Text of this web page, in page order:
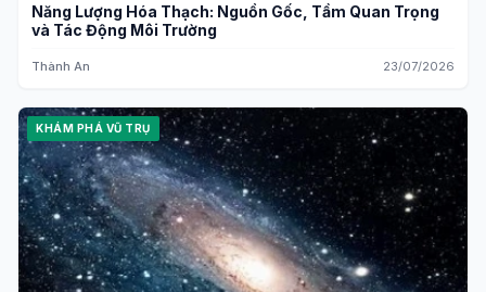
Năng Lượng Hóa Thạch: Nguồn Gốc, Tầm Quan Trọng
và Tác Động Môi Trường
Thành An 23/07/2026
KHÁM PHÁ VŨ TRỤ